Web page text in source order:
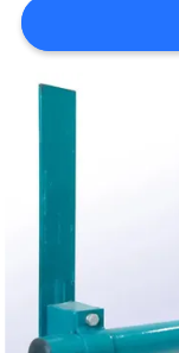
어
문